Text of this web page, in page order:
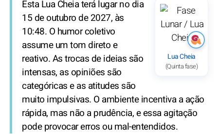
Lua Cheia
(Quinta fase)
Esta Lua Cheia terá lugar no dia
15 de outubro de 2027, às
10:48. O humor coletivo
assume um tom direto e
reativo. As trocas de ideias são
intensas, as opiniões são
categóricas e as atitudes são
muito impulsivas. O ambiente incentiva a ação
rápida, mas não a prudência, e essa agitação
pode provocar erros ou mal-entendidos.